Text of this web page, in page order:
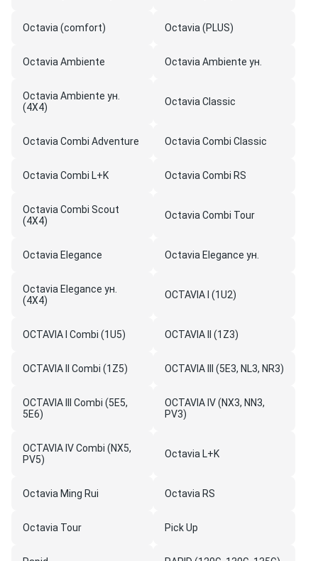
Octavia (comfort) Octavia (PLUS)
Octavia Ambiente Octavia Ambiente ун.
Octavia Ambiente ун.
(4X4)
Octavia Classic
Octavia Combi Adventure Octavia Combi Classic
Octavia Combi L+K Octavia Combi RS
Octavia Combi Scout
(4X4)
Octavia Combi Tour
Octavia Elegance Octavia Elegance ун.
Octavia Elegance ун.
(4X4)
OCTAVIA I (1U2)
OCTAVIA I Combi (1U5) OCTAVIA II (1Z3)
OCTAVIA II Combi (1Z5) OCTAVIA III (5E3, NL3, NR3)
OCTAVIA III Combi (5E5,
5E6)
OCTAVIA IV (NX3, NN3,
PV3)
OCTAVIA IV Combi (NX5,
PV5)
Octavia L+K
Octavia Ming Rui Octavia RS
Octavia Tour Pick Up